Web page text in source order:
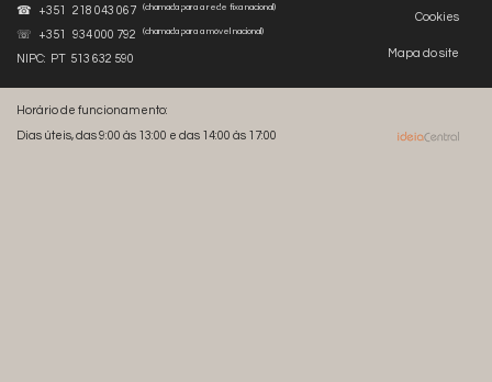
Cookies
Mapa do site
☎ +351 218 043 067
(chamada para a rede fixa nacional)
☏ +351 934 000 792 (chamada para a móvel nacional)
NIPC: PT 513 632 590
Horário de funcionamento:
Dias úteis, das 9:00 às 13:00 e das 14:00 às 17:00